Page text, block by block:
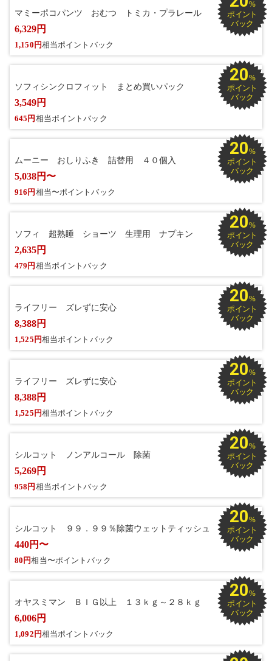
%
ポイント
バック
マミーポコパンツ おむつ トミカ・プラレール
6,329円
1,150円相当ポイントバック
20%
ポイント
バック
ソフィシンクロフィット まとめ買いパック
3,549円
645円 相当ポイントバック
20%
ポイント
バック
ムーニー おしりふき 詰替用 ４０個入
5,038円〜
916円 相当〜ポイントバック
20%
ポイント
バック
ソフィ 超熟睡 ショーツ 生理用 ナプキン
2,635円
479円 相当ポイントバック
20%
ポイント
バック
ライフリー ズレずに安心
8,388円
1,525円相当ポイントバック
20%
ポイント
バック
ライフリー ズレずに安心
8,388円
1,525円相当ポイントバック
20%
ポイント
バック
シルコット ノンアルコール 除菌
5,269円
958円 相当ポイントバック
20%
ポイント
バック
シルコット ９９．９９％除菌ウェットティッシュ
440円〜
80円相当〜ポイントバック
20%
ポイント
バック
オヤスミマン ＢＩＧ以上 １３ｋｇ～２８ｋｇ
6,006円
1,092円相当ポイントバック